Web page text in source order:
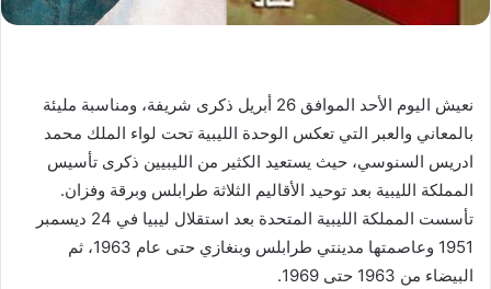
نعيش اليوم الأحد الموافق 26 أبريل ذكرى شريفة، ومناسبة مليئة
بالمعاني والعبر التي تعكس الوحدة الليبية تحت لواء الملك محمد
ادريس السنوسي، حيث يستعيد الكثير من الليبيين ذكرى تأسيس
المملكة الليبية بعد توحيد الأقاليم الثلاثة طرابلس وبرقة وفزان.
تأسست المملكة الليبية المتحدة بعد استقلال ليبيا في 24 ديسمبر
1951 وعاصمتها مدينتي طرابلس وبنغازي حتى عام 1963، ثم
البيضاء من 1963 حتى 1969.